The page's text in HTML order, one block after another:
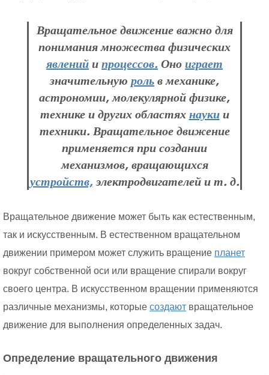
Вращательное движение важно для
понимания множества физических
явленийипроцессов. Оноиграет
значительную рольв механике,
астрономии, молекулярной физике,
технике и других областяхнаукии
техники. Вращательное движение
применяется при создании
механизмов, вращающихся
устройств,электродвигателей и т. д.
Вращательное движение может быть как естественным,
так и искусственным. В естественном вращательном
движении примером может служить вращение планет
вокруг собственной оси или вращение спирали вокруг
своего центра. В искусственном вращении применяются
различные механизмы, которые создают вращательное
движение для выполнения определенных задач.
Определение вращательного движения